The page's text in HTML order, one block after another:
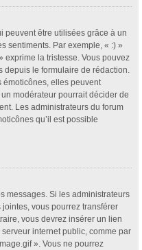
peuvent être utilisées grâce à un
sentiments. Par exemple, « :) »
exprime la tristesse. Vous pouvez
le formulaire de rédaction.
émoticônes, elles peuvent
modérateur pourrait décider de
Les administrateurs du forum
qu’il est possible
messages. Si les administrateurs
vous pourrez transférer
vous devrez insérer un lien
internet public, comme par
». Vous ne pourrez